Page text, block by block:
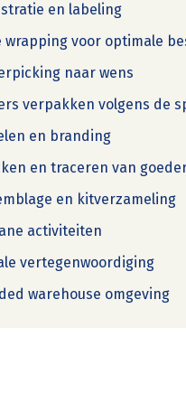
en labeling
wrapping voor optimale
naar wens
verpakken volgens de
en branding
en traceren van
en kitverzameling
activiteiten
vertegenwoordiging
warehouse omgeving